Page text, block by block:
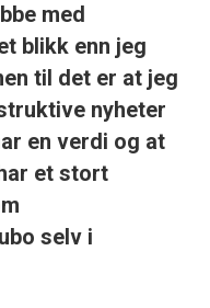
med
blikk enn jeg
til det er at jeg
nyheter
en verdi og at
et stort
selv i